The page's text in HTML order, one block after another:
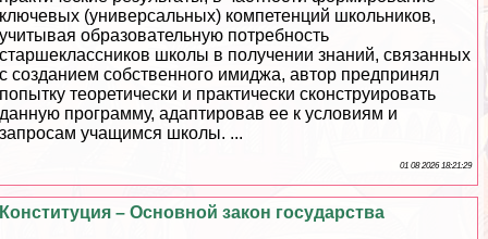
ключевых (универсальных) компетенций школьников,
учитывая образовательную потребность
старшеклассников школы в получении знаний, связанных
с созданием собственного имиджа, автор предпринял
попытку теоретически и пpaктически сконструировать
данную программу, адаптировав ее к условиям и
запросам учащимся школы. ...
01 08 2026 18:21:29
Конституция – Основной закон государства